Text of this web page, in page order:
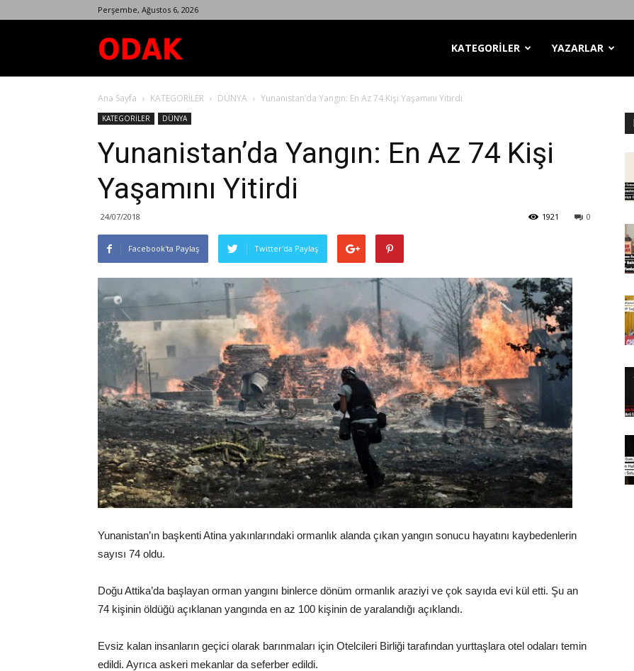
Perşembe, Ağustos 6, 2026
Dergisi
KATEGORİLER YAZARLAR
Ana Sayfa KATEGORİLER DÜNYA Yunanistan’da Yangın: En Az 74 Kişi Yaşamını Yitirdi
KATEGORİLER DÜNYA
Yunanistan’da Yangın: En Az 74 Kişi
Yaşamını Yitirdi
24/07/2018 0
1921
Facebook'ta Paylaş Twitter'da Paylaş
Yunanistan’ın başkenti Atina yakınlarındaki ormanlık alanda çıkan yangın sonucu hayatını kaybedenlerin
sayısı 74 oldu.
Doğu Attika’da başlayan orman yangını binlerce dönüm ormanlık araziyi ve çok sayıda evi kül etti. Şu an
74 kişinin öldüğü açıklanan yangında en az 100 kişinin de yaralandığı açıklandı.
Evsiz kalan insanların geçici olarak barınmaları için Otelcileri Birliği tarafından yurttaşlara otel odaları temin
edildi. Ayrıca askeri mekanlar da seferber edildi.